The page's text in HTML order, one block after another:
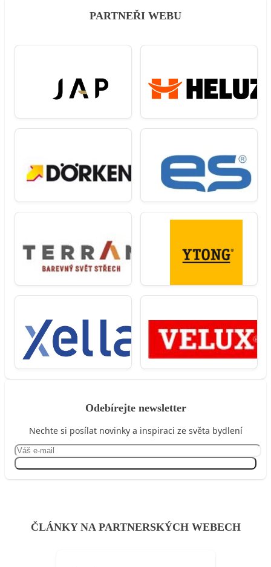
PARTNEŘI WEBU
Odebírejte newsletter
Nechte si posílat novinky a inspiraci ze světa bydlení
ČLÁNKY NA PARTNERSKÝCH WEBECH